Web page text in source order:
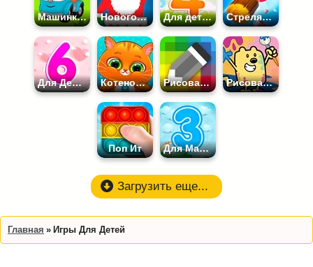
Машинки для Детей Новогодние Для детей 4 лет Стрелялки для Детей
Для Девочек 6 лет Котенок Бубу Рисовалки по клеточкам Рисование
Поп Ит Для Мальчиков 3 лет
Загрузить еще...
Главная Игры Для Детей